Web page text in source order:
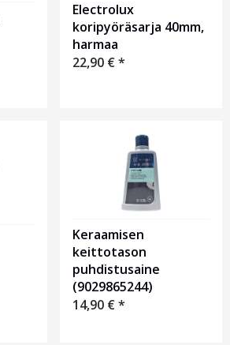
Electrolux
koripyöräsarja 40mm,
harmaa
22,90 €*
Keraamisen
keittotason
puhdistusaine
(9029865244)
14,90 €*